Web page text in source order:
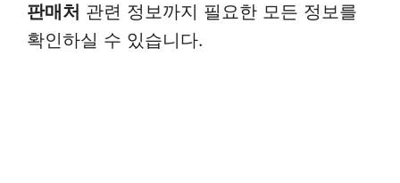
판매처 관련 정보까지 필요한 모든 정보를
확인하실 수 있습니다.